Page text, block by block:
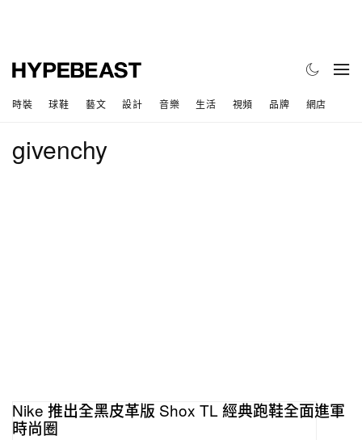
時裝 球鞋 藝文 設計 音樂 生活 視頻 品牌 網店
givenchy
Nike 推出全黑皮革版 Shox TL 經典跑鞋全面進軍
時尚圈